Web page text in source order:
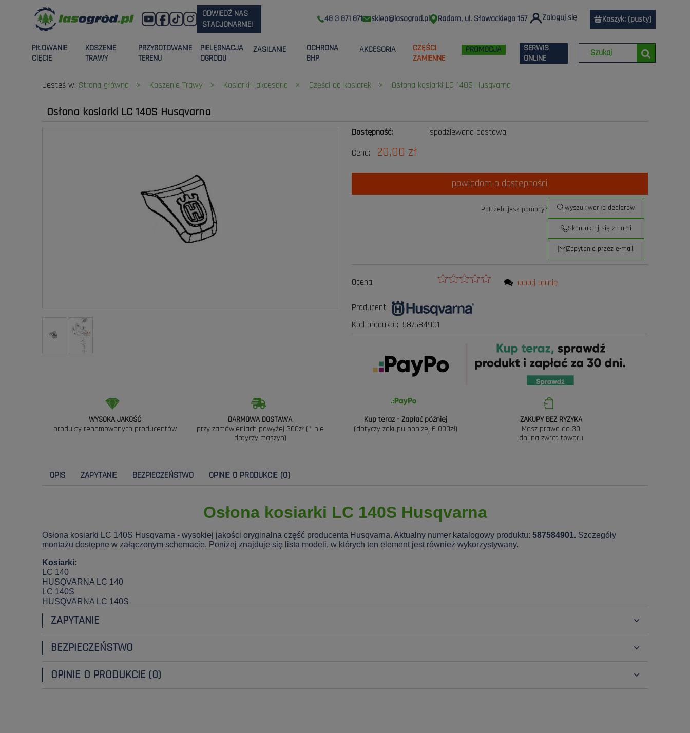
48 3 871 871 sklep@lasogrod.pl Radom, ul. Słowackiego 157 Zaloguj się Koszyk: (pusty)
ODWIEDŹ NAS
STACJONARNIE!
PIŁOWANIE
CIĘCIE
KOSZENIE
TRAWY
PRZYGOTOWANIE
TERENU
PIELĘGNACJA
OGRODU
ZASILANIE
OCHRONA
BHP
AKCESORIA
CZĘŚCI
ZAMIENNE
PROMOCJA
SERWIS
ONLINE
Jesteś w: Strona główna » Koszenie Trawy » Kosiarki i akcesoria » Części do kosiarek » Osłona kosiarki LC 140S Husqvarna
Osłona kosiarki LC 140S Husqvarna
Dostępność:
spodziewana dostawa
Cena:
20,00 zł
powiadom o dostępności
Potrzebujesz pomocy? wyszukiwarka dealerów
Skontaktuj się z nami
Zapytanie przez e-mail
Ocena:
Producent:
Kod produktu: 587584901
dodaj opinię
WYSOKA JAKOŚĆ
produkty renomowanych producentów
DARMOWA DOSTAWA
przy zamówieniach powyżej 300zł (* nie
dotyczy maszyn)
Kup teraz - Zapłać później
(dotyczy zakupu poniżej 6 000zł)
ZAKUPY BEZ RYZYKA
Masz prawo do 30
dni na zwrot towaru
OPIS ZAPYTANIE BEZPIECZEŃSTWO OPINIE O PRODUKCIE (0)
Osłona kosiarki LC 140S Husqvarna
Osłona kosiarki LC 140S Husqvarna - wysokiej jakości oryginalna część producenta Husqvarna. Aktualny numer katalogowy produktu: 587584901. Szczegóły
montażu dostępne w załączonym schemacie. Poniżej znajduje się lista modeli, w których ten element jest również wykorzystywany.
Kosiarki:
LC 140
HUSQVARNA LC 140
LC 140S
HUSQVARNA LC 140S
ZAPYTANIE
BEZPIECZEŃSTWO
OPINIE O PRODUKCIE (0)